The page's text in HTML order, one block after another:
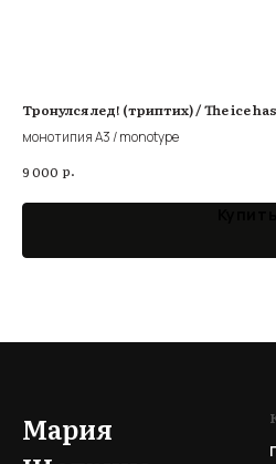
Тронулся лед! (триптих) / The ice
монотипия А3 / monotype
9 000 р.
Мария